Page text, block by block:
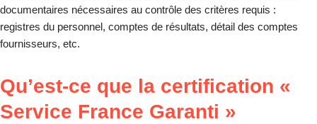
documentaires nécessaires au contrôle des critères requis :
registres du personnel, comptes de résultats, détail des comptes
fournisseurs, etc.
Qu’est-ce que la certification «
Service France Garanti »